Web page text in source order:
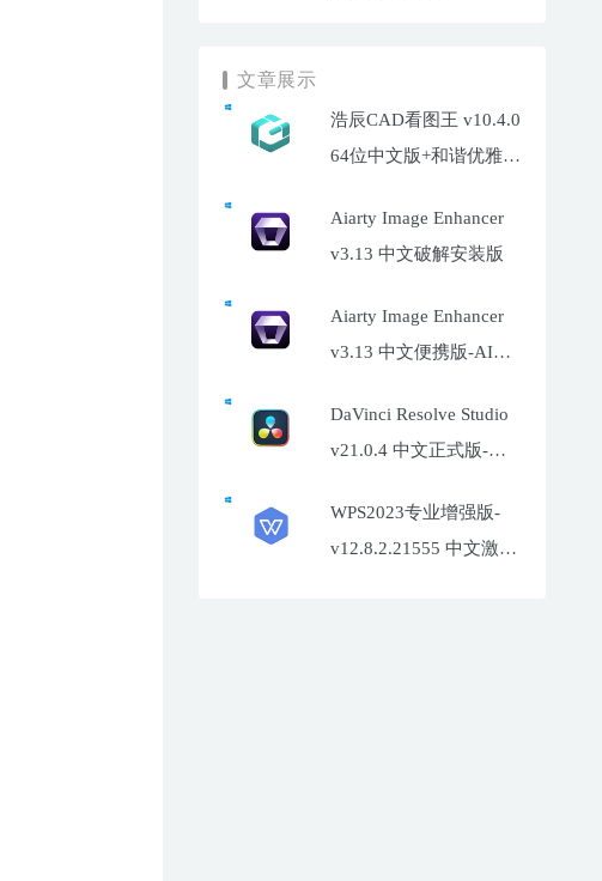
文章展示
浩辰CAD看图王 v10.4.0
64位中文版+和谐优雅补
Aiarty Image Enhancer
v3.13 中文破解安装版
Aiarty Image Enhancer
v3.13 中文便携版-AI照
DaVinci Resolve Studio
v21.0.4 中文正式版-达
WPS2023专业增强版-
v12.8.2.21555 中文激活